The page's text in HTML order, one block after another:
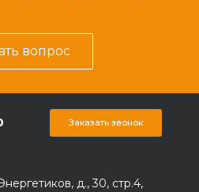
вопрос
Заказать звонок
д., 30, стр.4,